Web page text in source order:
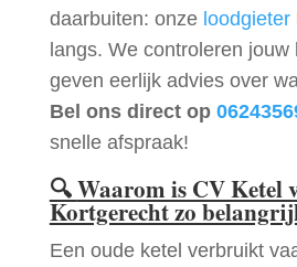
daarbuiten: onze loodgieter
langs. We controleren jouw
geven eerlijk advies over
Bel ons direct op
snelle afspraak!
🔍Waarom is CV Ketel
Kortgerecht zo
Een oude ketel verbruikt